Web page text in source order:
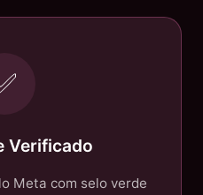
Verificado
Meta com selo verde